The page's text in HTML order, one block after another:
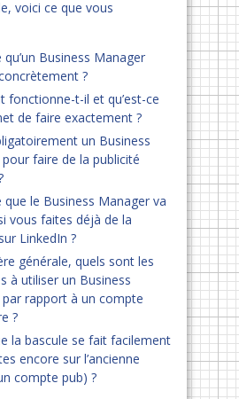
voici ce que vous
qu’un Business Manager
?
fonctionne-t-il et qu’est-ce
de faire exactement ?
un Business
faire de la publicité
que le Business Manager va
vous faites déjà de la
LinkedIn ?
générale, quels sont les
à utiliser un Business
rapport à un compte
?
la bascule se fait facilement
encore sur l’ancienne
compte pub) ?